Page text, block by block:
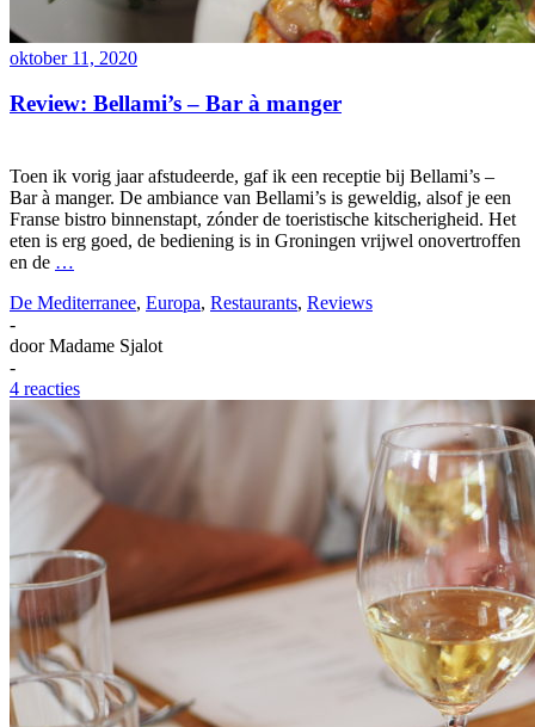
oktober 11, 2020
Review: Bellami’s – Bar à manger
Toen ik vorig jaar afstudeerde, gaf ik een receptie bij Bellami’s –
Bar à manger. De ambiance van Bellami’s is geweldig, alsof je een
Franse bistro binnenstapt, zónder de toeristische kitscherigheid. Het
eten is erg goed, de bediening is in Groningen vrijwel onovertroffen
en de …
De Mediterranee, Europa, Restaurants, Reviews
-
doorMadame Sjalot
-
4 reacties